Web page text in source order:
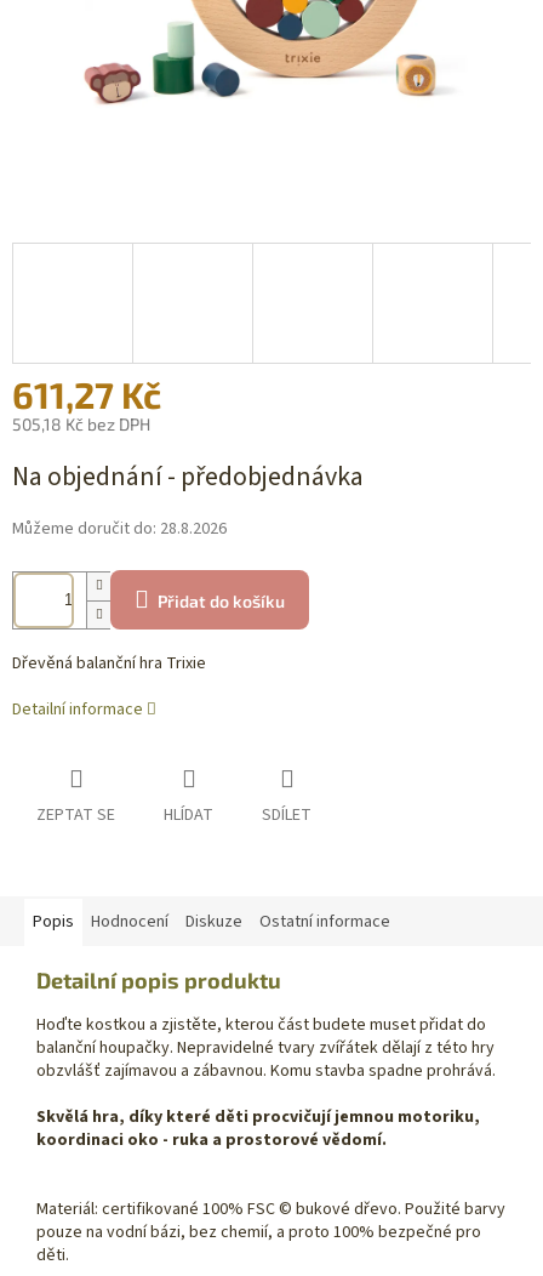
611,27 Kč
505,18 Kč bez DPH
cena:
Na objednání - předobjednávka
Můžeme doručit do: 28.8.2026
Přidat do košíku
Dřevěná balanční hra Trixie
Detailní informace
ZEPTAT SE HLÍDAT SDÍLET
Popis Hodnocení Diskuze Ostatní informace
Detailní popis produktu
Hoďte kostkou a zjistěte, kterou část budete muset přidat do
balanční houpačky. Nepravidelné tvary zvířátek dělají z této hry
obzvlášť zajímavou a zábavnou. Komu stavba spadne prohrává.
Skvělá hra, díky které děti procvičují jemnou motoriku,
koordinaci oko - ruka a prostorové vědomí.
Materiál: certifikované 100% FSC © bukové dřevo. Použité barvy
pouze na vodní bázi, bez chemií, a proto 100% bezpečné pro
děti.